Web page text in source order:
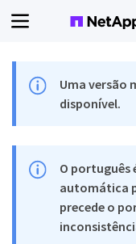
Uma versão
disponível.
O português
automática
precede o